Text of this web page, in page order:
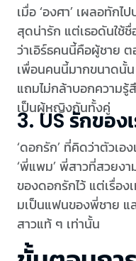
เมื่อ ‘องศา’ เผลอทัก
สุดน่ารัก แต่เธอดันใช้ชื่อ
ว่าเอิร์ธคนนี้คือผู้ชาย
เพื่อนคนนี้มากขนาดนั้
แถมไม่กล้าบอกความรู้
เป็นผู้หญิงกันทั้งคู่
3. US รักของ
‘ดอกรัก’ ที่คิดว่าตัวเ
‘พี่แพม’ พี่สาวที่สวยง
ของดอกรักไว้ แต่เรื่อง
มเป็นแฟนของพี่ชาย แ
สาวแท้ ๆ เท่านั้น